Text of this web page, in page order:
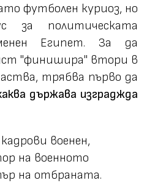
футболен куриоз, но
за политическата
Египет. За да
"финишира" втори в
трябва първо да
държава изграджда
военен,
на военното
на отбраната.